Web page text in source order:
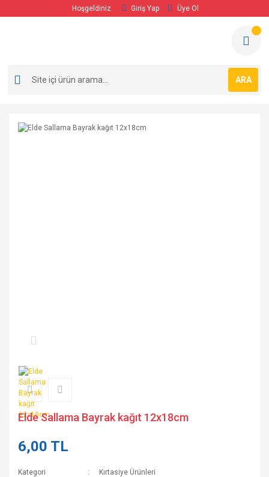
Hoşgeldiniz Giriş Yap Üye Ol
ARA
Elde Sallama Bayrak kağıt 12x18cm
6,00 TL
Kategori
Kırtasiye Ürünleri